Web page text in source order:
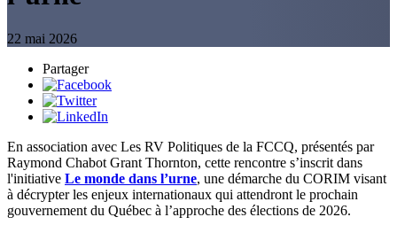
22 mai 2026
Partager
En association avec Les RV Politiques de la FCCQ, présentés par
Raymond Chabot Grant Thornton, cette rencontre s’inscrit dans
l'initiative Le monde dans l’urne, une démarche du CORIM visant
à décrypter les enjeux internationaux qui attendront le prochain
gouvernement du Québec à l’approche des élections de 2026.